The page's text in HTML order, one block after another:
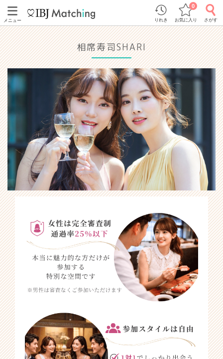
メニュー りれき お気に入り
0
さがす
相席寿司SHARI